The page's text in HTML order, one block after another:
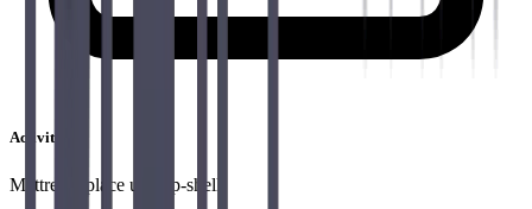
Activités
Mettre en place un app-shell